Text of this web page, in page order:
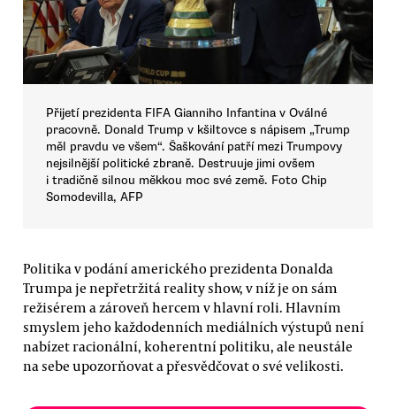
Přijetí prezidenta FIFA Gianniho Infantina v Oválné
pracovně. Donald Trump v kšiltovce s nápisem „Trump
měl pravdu ve všem“. Šaškování patří mezi Trumpovy
nejsilnější politické zbraně. Destruuje jimi ovšem
i tradičně silnou měkkou moc své země. Foto Chip
Somodevilla, AFP
Politika v podání amerického prezidenta Donalda
Trumpa je nepřetržitá reality show, v níž je on sám
režisérem a zároveň hercem v hlavní roli. Hlavním
smyslem jeho každodenních mediálních výstupů není
nabízet racionální, koherentní politiku, ale neustále
na sebe upozorňovat a přesvědčovat o své velikosti.